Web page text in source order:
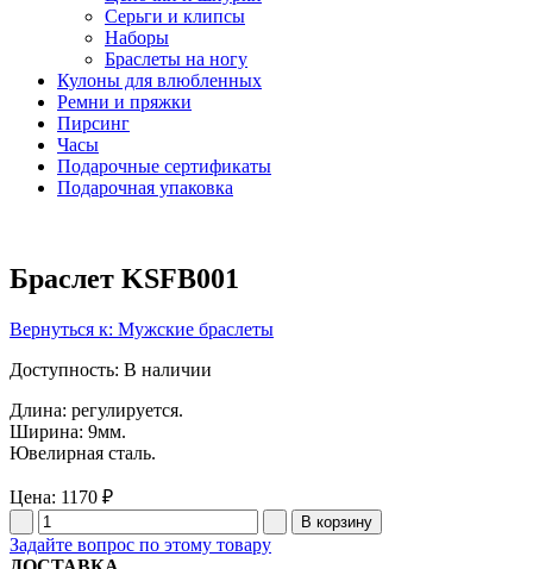
Серьги и клипсы
Наборы
Браслеты на ногу
Кулоны для влюбленных
Ремни и пряжки
Пирсинг
Часы
Подарочные сертификаты
Подарочная упаковка
Браслет KSFB001
Вернуться к: Мужские браслеты
Доступность: В наличии
Длина: регулируется.
Ширина: 9мм.
Ювелирная сталь.
Цена: 1170 ₽
Задайте вопрос по этому товару